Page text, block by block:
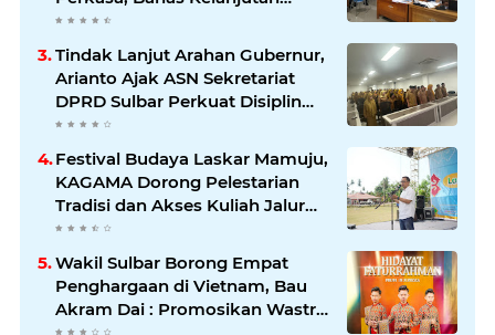
Pengelolaan IUP
Tindak Lanjut Arahan Gubernur,
Arianto Ajak ASN Sekretariat
DPRD Sulbar Perkuat Disiplin
dan Profesionalisme
Festival Budaya Laskar Mamuju,
KAGAMA Dorong Pelestarian
Tradisi dan Akses Kuliah Jalur
Afirmasi di UGM
Wakil Sulbar Borong Empat
Penghargaan di Vietnam, Bau
Akram Dai : Promosikan Wastra